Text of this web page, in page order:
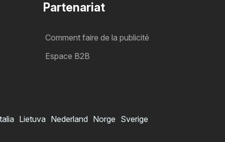
Partenariat
Comment faire de la publicité
Espace B2B
Lietuva Nederland Norge Sverige